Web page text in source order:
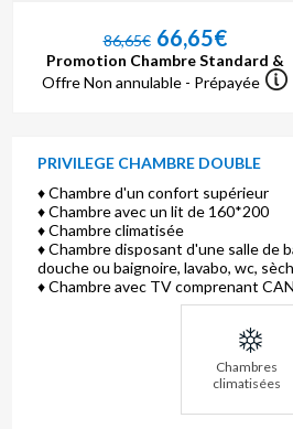
86,65€ 66,65€
Promotion Chambre Standard &
Offre Non annulable - Prépayée
PRIVILEGE CHAMBRE DOUBLE
♦ Chambre d'un confort supérieur
♦ Chambre avec un lit de 160*200
♦ Chambre climatisée
♦ Chambre disposant d'une salle de
douche ou baignoire, lavabo, wc,
♦ Chambre avec TV comprenant
Chambres
climatisées